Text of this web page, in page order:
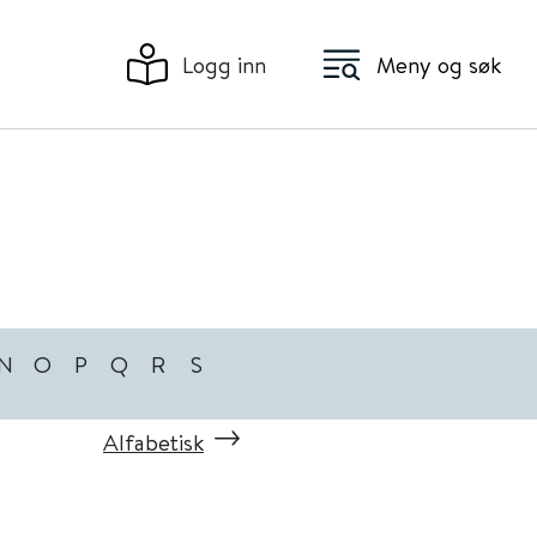
Logg inn Meny og søk
O P Q R S
Alfabetisk